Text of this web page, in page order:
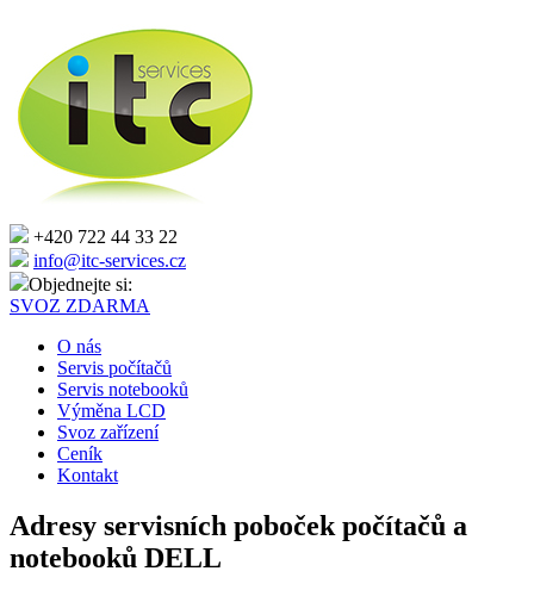
+420 722 44 33 22
info@itc-services.cz
Objednejte si:
SVOZ ZDARMA
O nás
Servis počítačů
Servis notebooků
Výměna LCD
Svoz zařízení
Ceník
Kontakt
Adresy servisních poboček počítačů a
notebooků DELL